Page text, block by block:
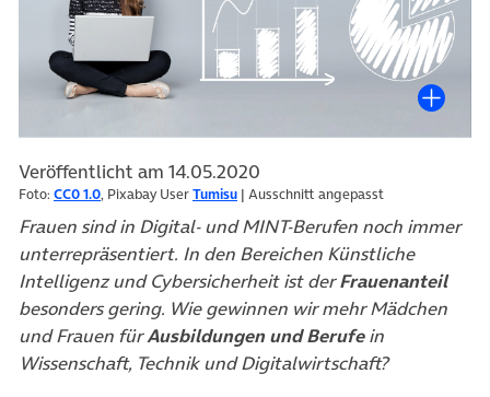
Veröffentlicht am 14.05.2020
Foto: CC0 1.0, Pixabay UserTumisu | Ausschnitt angepasst
Frauen sind in Digital- und MINT-Berufen noch immer
unterrepräsentiert. In den Bereichen Künstliche
Intelligenz und Cybersicherheit ist derFrauenanteil
besonders gering. Wie gewinnen wir mehr Mädchen
und Frauen fürAusbildungen und Berufein
Wissenschaft, Technik und Digitalwirtschaft?